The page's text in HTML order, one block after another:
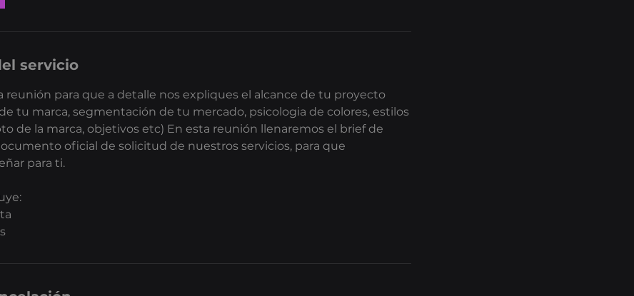
servicio
reunión para que a detalle nos expliques el alcance de tu proyecto
tu marca, segmentación de tu mercado, psicologia de colores, estilos
de la marca, objetivos etc) En esta reunión llenaremos el brief de
oficial de solicitud de nuestros servicios, para que
para ti.